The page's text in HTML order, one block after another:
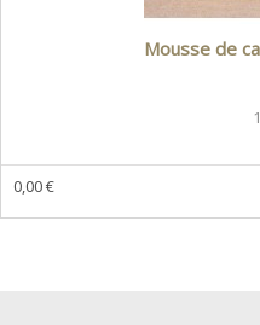
Mousse de
0,00 €